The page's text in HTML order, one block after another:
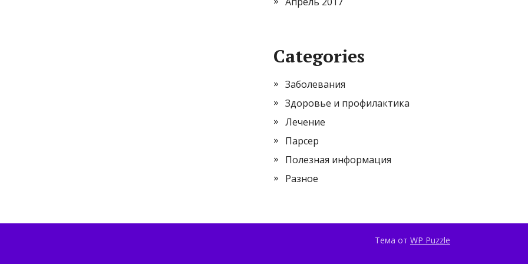
Categories
Заболевания
Здоровье и профилактика
Лечение
Парсер
Полезная информация
Разное
Тема от WP Puzzle